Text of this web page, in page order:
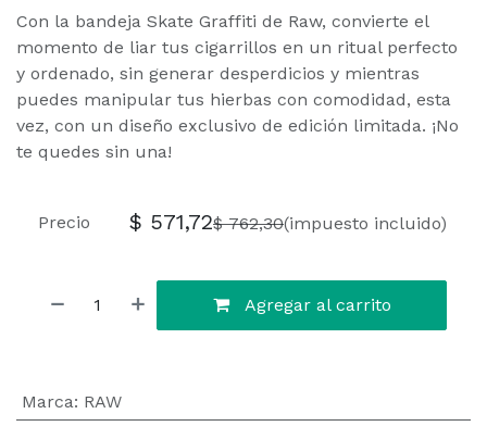
Con la bandeja Skate Graffiti de Raw, convierte el
momento de liar tus cigarrillos en un ritual perfecto
y ordenado, sin generar desperdicios y mientras
puedes manipular tus hierbas con comodidad, esta
vez, con un diseño exclusivo de edición limitada. ¡No
te quedes sin una!
Agregar al carrito
Precio $ 571,72$762,30(impuesto incluido)
Marca: RAW